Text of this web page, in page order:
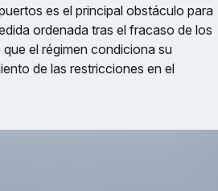
es el principal obstáculo para
ordenada tras el fracaso de los
el régimen condiciona su
de las restricciones en el